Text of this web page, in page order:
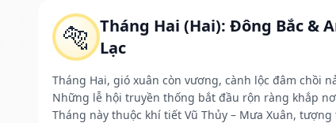
🐅 Tháng Hai (Hai): Đông Bắc &
Lạc
Tháng Hai, gió xuân còn vương, cành lộc đâm chồi
Những lễ hội truyền thống bắt đầu rộn ràng khắp
Tháng này thuộc khí tiết Vũ Thủy – Mưa Xuân,